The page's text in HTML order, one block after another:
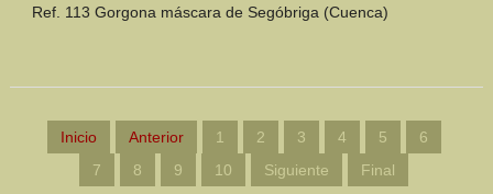
Ref. 113 Gorgona máscara de Segóbriga (Cuenca)
Inicio Anterior 1 2 3 4 5
6
7
8 9 10 Siguiente Final